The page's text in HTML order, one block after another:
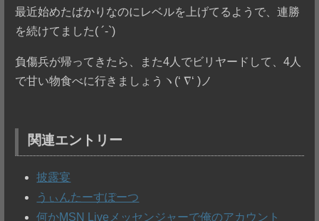
最近始めたばかりなのにレベルを上げてるようで、連勝
を続けてました( ´-`)
負傷兵が帰ってきたら、また4人でビリヤードして、4人
で甘い物食べに行きましょうヽ(‘ ∇‘ )ノ
関連エントリー
披露宴
うぃんたーすぽーつ
何かMSN Liveメッセンジャーで俺のアカウント